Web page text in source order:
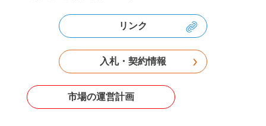
リンク
入札・契約情報
市場の運営計画